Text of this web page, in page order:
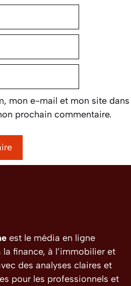
mon e-mail et mon site dans
prochain commentaire.
est le média en ligne
finance, à l’immobilier et
des analyses claires et
pour les professionnels et